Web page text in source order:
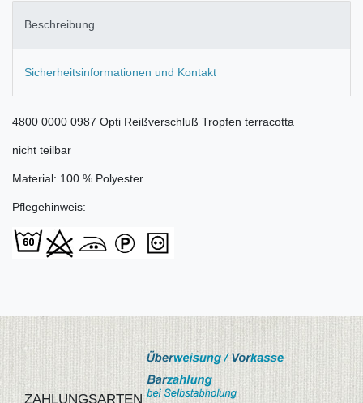
Beschreibung
Sicherheitsinformationen und Kontakt
4800 0000 0987 Opti Reißverschluß Tropfen terracotta
nicht teilbar
Material: 100 % Polyester
Pflegehinweis:
ZAHLUNGSARTEN